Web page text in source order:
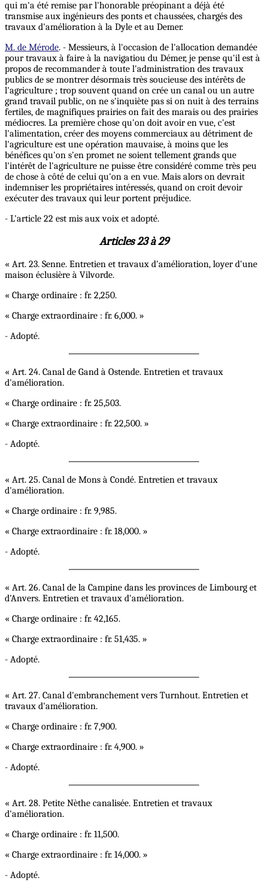
qui m'a été remise par l'honorable préopinant a déjà été
transmise aux ingénieurs des ponts et chaussées, chargés des
travaux d'amélioration à la Dyle et au Demer.
M. de Mérode. - Messieurs, à l'occasion de l'allocation demandée
pour travaux à faire à la navigatiou du Démer, je pense qu'il est à
propos de recommander à toute l'administration des travaux
publics de se montrer désormais très soucieuse des intérêts de
l'agriculture ; trop souvent quand on crée un canal ou un autre
grand travail public, on ne s'inquiète pas si on nuit à des terrains
fertiles, de magnifiques prairies on fait des marais ou des prairies
médiocres. La première chose qu'on doit avoir en vue, c'est
l'alimentation, créer des moyens commerciaux au détriment de
l'agriculture est une opération mauvaise, à moins que les
bénéfices qu'on s'en promet ne soient tellement grands que
l'intérêt de l'agriculture ne puisse être considéré comme très peu
de chose à côté de celui qu'on a en vue. Mais alors on devrait
indemniser les propriétaires intéressés, quand on croit devoir
exécuter des travaux qui leur portent préjudice.
- L'article 22 est mis aux voix et adopté.
Articles 23 à 29
« Art. 23. Senne. Entretien et travaux d'amélioration, loyer d'une
maison éclusière à Vilvorde.
« Charge ordinaire : fr. 2,250.
« Charge extraordinaire : fr. 6,000. »
- Adopté.
« Art. 24. Canal de Gand à Ostende. Entretien et travaux
d'amélioration.
« Charge ordinaire : fr. 25,503.
« Charge extraordinaire : fr. 22,500. »
- Adopté.
« Art. 25. Canal de Mons à Condé. Entretien et travaux
d'amélioration.
« Charge ordinaire : fr. 9,985.
« Charge extraordinaire : fr. 18,000. »
- Adopté.
« Art. 26. Canal de la Campine dans les provinces de Limbourg et
d'Anvers. Entretien et travaux d'amélioration.
« Charge ordinaire : fr. 42,165.
« Charge extraordinaire : fr. 51,435. »
- Adopté.
« Art. 27. Canal d'embranchement vers Turnhout. Entretien et
travaux d'amélioration.
« Charge ordinaire : fr. 7,900.
« Charge extraordinaire : fr. 4,900. »
- Adopté.
« Art. 28. Petite Nèthe canalisée. Entretien et travaux
d'amélioration.
« Charge ordinaire : fr. 11,500.
« Charge extraordinaire : fr. 14,000. »
- Adopté.